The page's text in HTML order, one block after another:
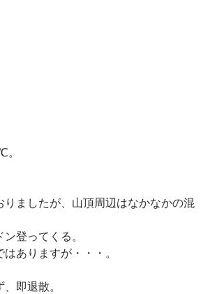
。
りましたが、山頂周辺はなかなかの混
登ってくる。
ありますが・・・。
即退散。